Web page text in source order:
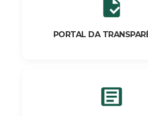
PORTAL DA